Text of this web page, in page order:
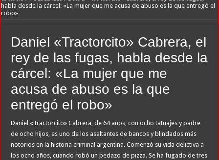
habla desde la cárcel: «La mujer que me acusa de abuso es la que entregó el
robo»
Daniel «Tractorcito» Cabrera, el
rey de las fugas, habla desde la
cárcel: «La mujer que me
acusa de abuso es la que
entregó el robo»
Daniel «Tractorcito» Cabrera, de 64 años, con ocho tatuajes y padre
de ocho hijos, es uno de los asaltantes de bancos y blindados más
notorios en la historia criminal argentina. Comenzó su vida delictiva a
los ocho años, cuando robó un pedazo de pizza. Se ha fugado de tres